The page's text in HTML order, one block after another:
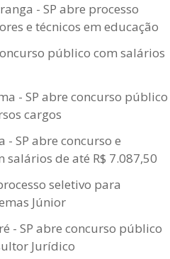
- SP abre processo
e técnicos em educação
público com salários
- SP abre concurso público
cargos
SP abre concurso e
salários de até R$ 7.087,50
seletivo para
Júnior
- SP abre concurso público
Jurídico